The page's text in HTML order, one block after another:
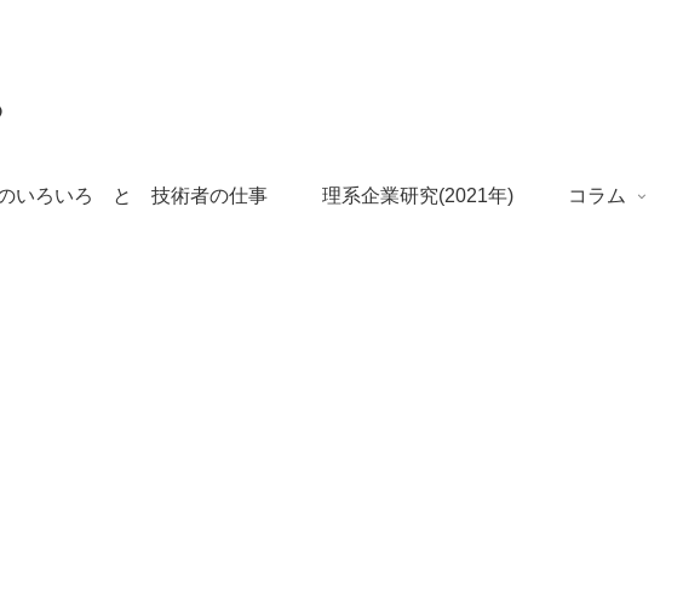
いろいろ と 技術者の仕事 理系企業研究(2021年) コラム